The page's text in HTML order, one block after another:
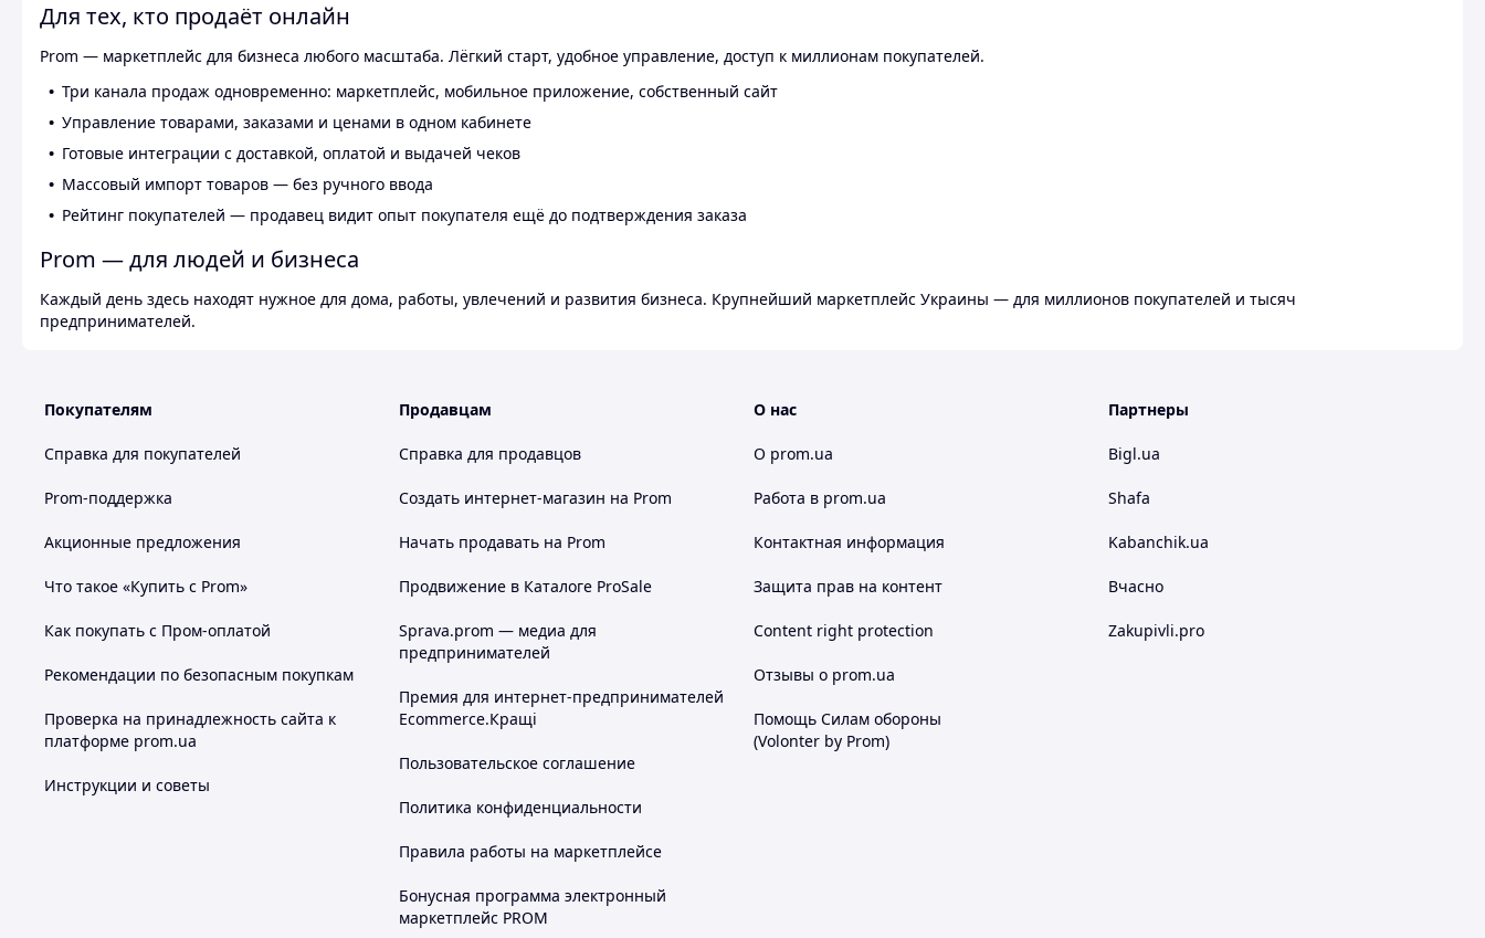
Для тех, кто продаёт онлайн
Prom — маркетплейс для бизнеса любого масштаба. Лёгкий старт, удобное управление, доступ к миллионам покупателей.
Три канала продаж одновременно: маркетплейс, мобильное приложение, собственный сайт
Управление товарами, заказами и ценами в одном кабинете
Готовые интеграции с доставкой, оплатой и выдачей чеков
Массовый импорт товаров — без ручного ввода
Рейтинг покупателей — продавец видит опыт покупателя ещё до подтверждения заказа
Prom — для людей и бизнеса
Каждый день здесь находят нужное для дома, работы, увлечений и развития бизнеса. Крупнейший маркетплейс Украины — для миллионов покупателей и тысяч
предпринимателей.
Покупателям
Справка для покупателей
Prom-поддержка
Акционные предложения
Что такое «Купить с Prom»
Как покупать с Пром-оплатой
Рекомендации по безопасным покупкам
Проверка на принадлежность сайта к
платформе prom.ua
Инструкции и советы
Продавцам
Справка для продавцов
Создать интернет-магазин на Prom
Начать продавать на Prom
Продвижение в Каталоге ProSale
Sprava.prom — медиа для
предпринимателей
Премия для интернет-предпринимателей
Ecommerce.Кращі
Пользовательское соглашение
Политика конфиденциальности
Правила работы на маркетплейсе
Бонусная программа электронный
маркетплейс PROM
О нас
О prom.ua
Работа в prom.ua
Контактная информация
Защита прав на контент
Content right protection
Отзывы о prom.ua
Помощь Силам обороны
(Volonter by Prom)
Партнеры
Bigl.ua
Shafa
Kabanchik.ua
Вчасно
Zakupivli.pro